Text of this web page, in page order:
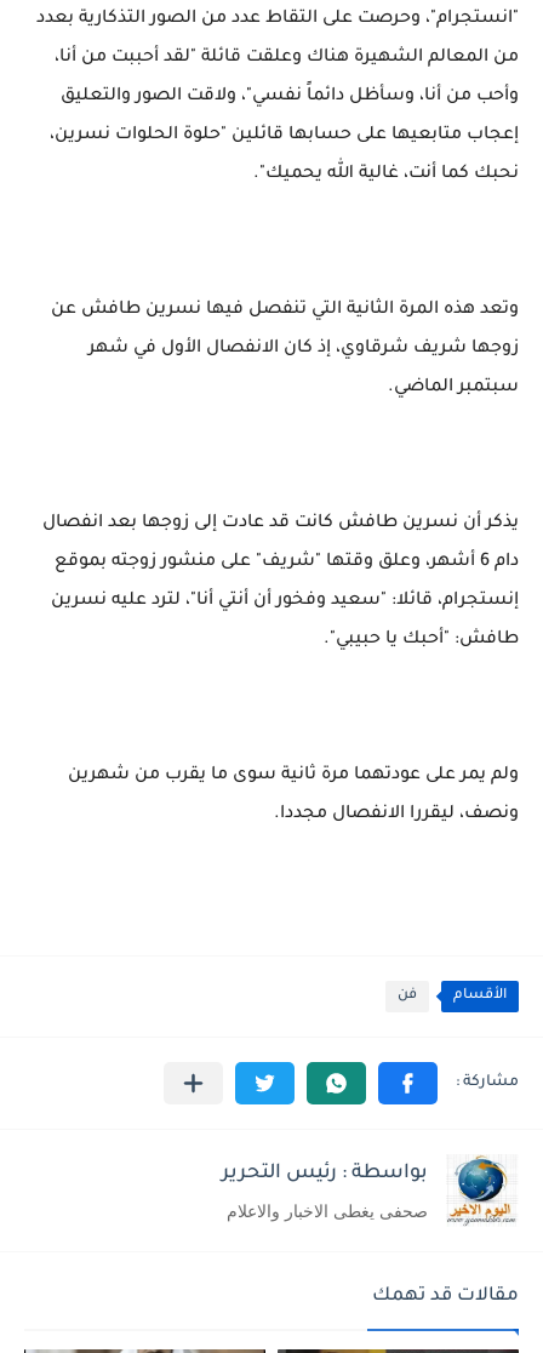
"انستجرام"، وحرصت على التقاط عدد من الصور التذكارية بعدد
من المعالم الشهيرة هناك وعلقت قائلة "لقد أحببت من أنا،
وأحب من أنا، وسأظل دائماً نفسي"، ولاقت الصور والتعليق
إعجاب متابعيها على حسابها قائلين "حلوة الحلوات نسرين،
نحبك كما أنت، غالية الله يحميك".
وتعد هذه المرة الثانية التي تنفصل فيها نسرين طافش عن
زوجها شريف شرقاوي، إذ كان الانفصال الأول في شهر
سبتمبر الماضي.
يذكر أن نسرين طافش كانت قد عادت إلى زوجها بعد انفصال
دام 6 أشهر، وعلق وقتها "شريف" على منشور زوجته بموقع
إنستجرام، قائلا: "سعيد وفخور أن أنتي أنا"، لترد عليه نسرين
طافش: "أحبك يا حبيبي".
ولم يمر على عودتهما مرة ثانية سوى ما يقرب من شهرين
ونصف، ليقررا الانفصال مجددا.
الأقسام فن
بواسطة : رئيس التحرير
صحفى يغطى الاخبار والاعلام
مقالات قد تهمك